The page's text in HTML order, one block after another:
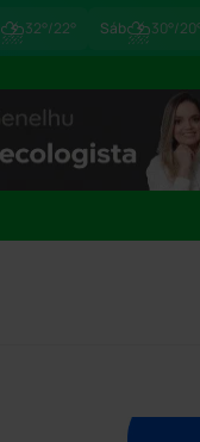
⛈32°/22° Sáb⛈30°/